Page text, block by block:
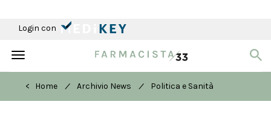
Login con
Toggle
< Home
/ Archivio News / Politica e Sanità